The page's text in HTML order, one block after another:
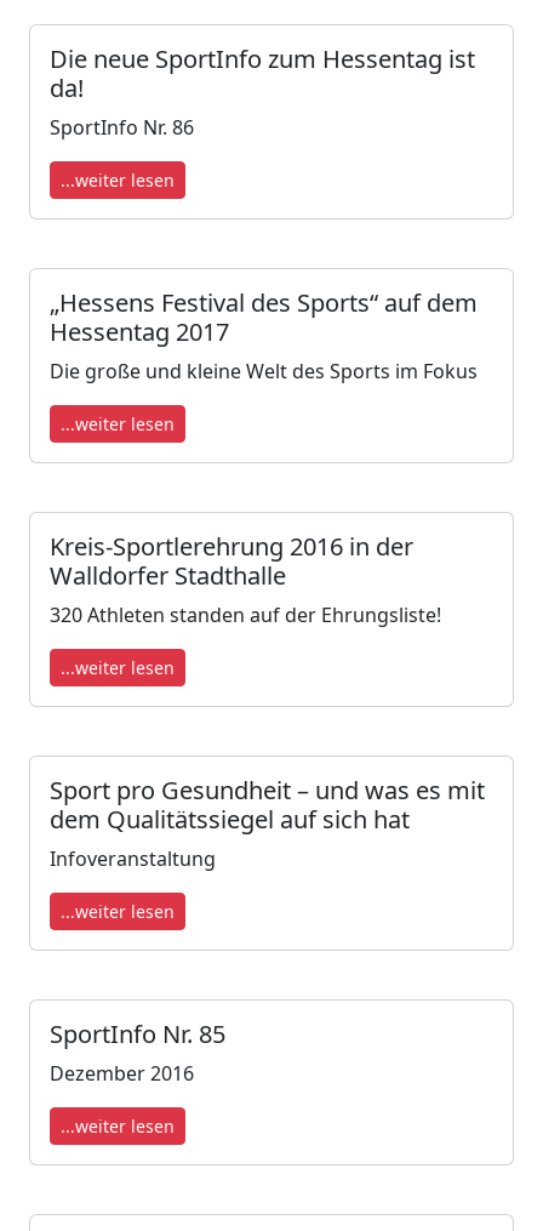
Die neue SportInfo zum Hessentag ist
da!
SportInfo Nr. 86
...weiter lesen
„Hessens Festival des Sports“ auf dem
Hessentag 2017
Die große und kleine Welt des Sports im Fokus
...weiter lesen
Kreis-Sportlerehrung 2016 in der
Walldorfer Stadthalle
320 Athle­ten stan­den auf der Eh­rungs­lis­te!
...weiter lesen
Sport pro Gesundheit – und was es mit
dem Qualitätssiegel auf sich hat
Infoveranstaltung
...weiter lesen
SportInfo Nr. 85
Dezember 2016
...weiter lesen